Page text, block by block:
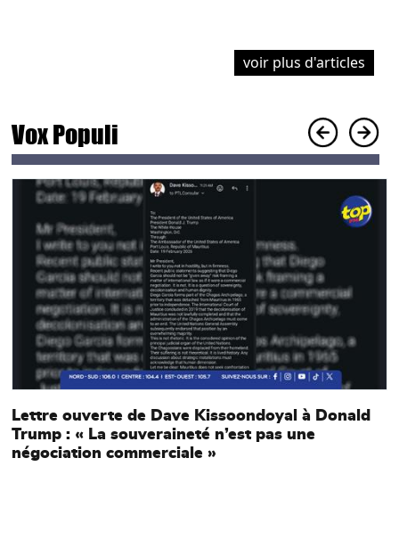
voir plus d'articles
Vox Populi
Main picture
Lettre ouverte de Dave Kissoondoyal à Donald
Trump : « La souveraineté n’est pas une
négociation commerciale »